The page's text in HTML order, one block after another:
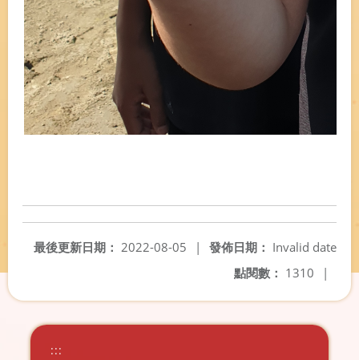
發佈日期： Invalid date
最後更新日期： 2022-08-05
|
點閱數： 1310 |
:::